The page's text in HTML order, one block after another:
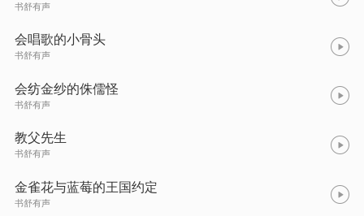
书舒有声
会唱歌的小骨头
书舒有声
会纺金纱的侏儒怪
书舒有声
教父先生
书舒有声
金雀花与蓝莓的王国约定
书舒有声